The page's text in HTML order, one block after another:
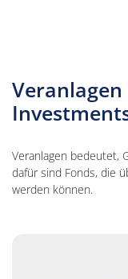
Veranlagen bedeutet,
dafür sind Fonds, die
werden können.